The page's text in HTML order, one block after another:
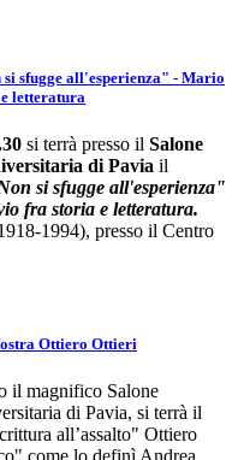
sfugge all'esperienza" - Mario
letteratura
si terrà presso il Salone
di Pavia il
si sfugge all'esperienza"
fra storia e letteratura.
1994), presso il Centro
Ottiero Ottieri
il magnifico Salone
di Pavia, si terrà il
all’assalto" Ottiero
come lo definì Andrea